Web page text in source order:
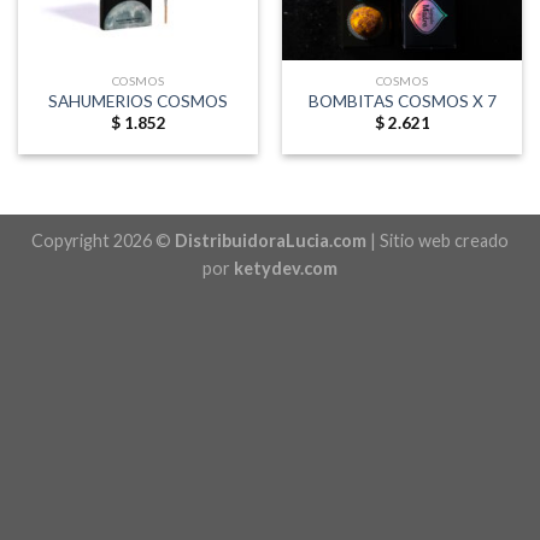
COSMOS
SAHUMERIOS COSMOS
$1.852
COSMOS
BOMBITAS COSMOS X 7
$2.621
Copyright 2026 © DistribuidoraLucia.com | Sitio web creado
por ketydev.com